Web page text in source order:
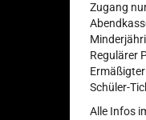
Zugang
Regulärer
Schüler-
Alle Infos